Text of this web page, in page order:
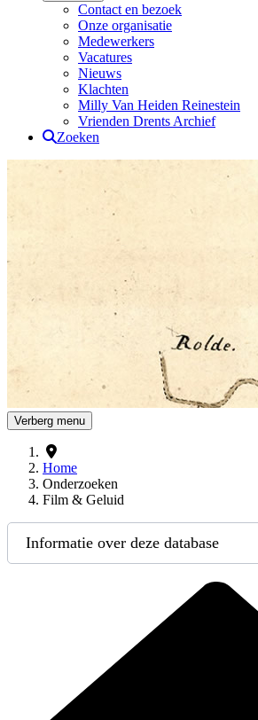
Contact en bezoek
Onze organisatie
Medewerkers
Vacatures
Nieuws
Klachten
Milly Van Heiden Reinestein
Vrienden Drents Archief
Zoeken
Drents Archief
Verberg menu
Home
Onderzoeken
Film & Geluid
Informatie over deze database